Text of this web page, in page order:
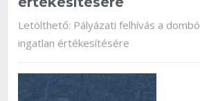
Letölthető: Pályázati felhívás a
ingatlan értékesítésére